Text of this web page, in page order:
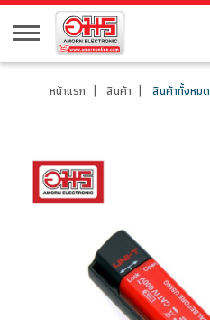
หน้าแรก สินค้า สินค้าทั้งหมด